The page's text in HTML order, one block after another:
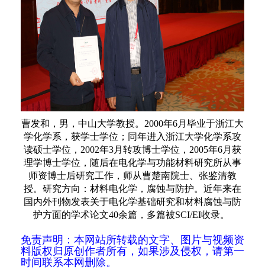
曹发和，男，中山大学教授。2000年6月毕业于浙江大
学化学系，获学士学位；同年进入浙江大学化学系攻
读硕士学位，2002年3月转攻博士学位，2005年6月获
理学博士学位，随后在电化学与功能材料研究所从事
师资博士后研究工作，师从曹楚南院士、张鉴清教
授。研究方向：材料电化学，腐蚀与防护。近年来在
国内外刊物发表关于电化学基础研究和材料腐蚀与防
护方面的学术论文40余篇，多篇被SCI/EI收录。
免责声明：本网站所转载的文字、图片与视频资
料版权归原创作者所有，如果涉及侵权，请第一
时间联系本网删除。